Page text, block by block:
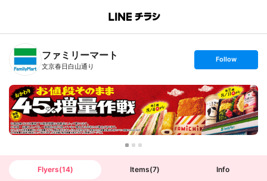
B
n
T
ファミリーマート
文京春日白山通り
s
t
o
l
l
o
w
Follow
Flyers(14) Items(7) Info